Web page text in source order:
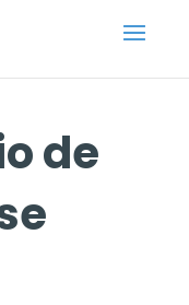
de